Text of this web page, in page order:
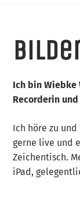
Ich bin Wiebke
Recorderin
Ich höre zu
gerne live und
Zeichentisch.
iPad,